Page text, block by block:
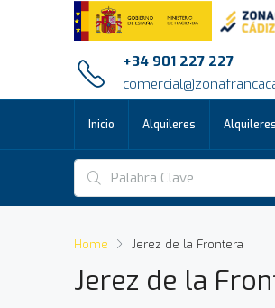
+34 901 227 227
Inicio Alquileres
Home Jerez de la Frontera
Jerez de la